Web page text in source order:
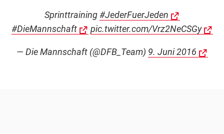
Sprinttraining#JederFuerJeden
#DieMannschaft
pic.twitter.com/Vrz2NeCSGy
— Die Mannschaft (@DFB_Team) 9. Juni 2016